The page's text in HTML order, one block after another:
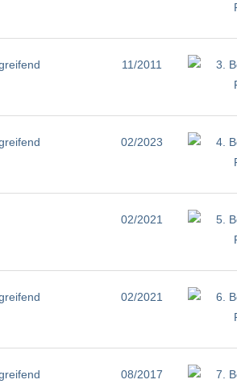
11/2011
02/2023
02/2021
02/2021
08/2017